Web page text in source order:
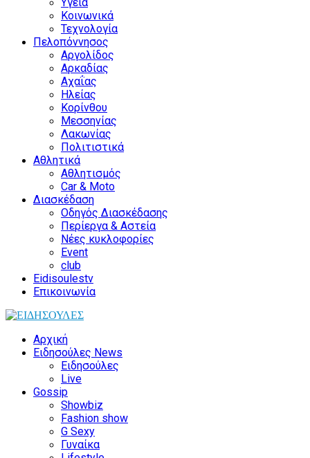
Κοινωνικά
Τεχνολογία
Πελοπόννησος
Αργολίδος
Αρκαδίας
Αχαΐας
Ηλείας
Κορίνθου
Μεσσηνίας
Λακωνίας
Πολιτιστικά
Αθλητικά
Αθλητισμός
Car & Moto
Διασκέδαση
Οδηγός Διασκέδασης
Περίεργα & Αστεία
Νέες κυκλοφορίες
Event
club
Eidisoulestv
Επικοινωνία
Αρχική
Ειδησούλες News
Ειδησούλες
Live
Gossip
Showbiz
Fashion show
G Sexy
Γυναίκα